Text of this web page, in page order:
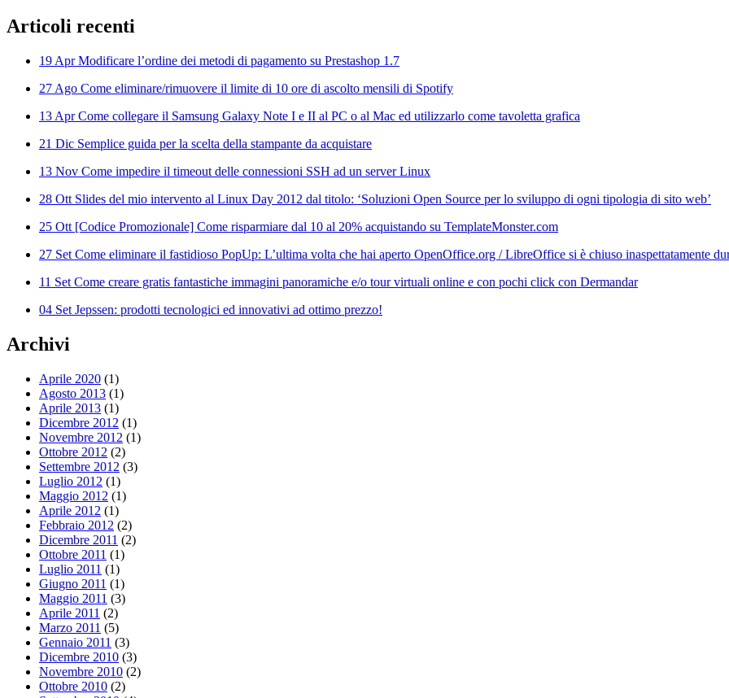
Articoli recenti
19 Apr Modificare l’ordine dei metodi di pagamento su Prestashop 1.7
27 Ago Come eliminare/rimuovere il limite di 10 ore di ascolto mensili di Spotify
13 Apr Come collegare il Samsung Galaxy Note I e II al PC o al Mac ed utilizzarlo come tavoletta grafica
21 Dic Semplice guida per la scelta della stampante da acquistare
13 Nov Come impedire il timeout delle connessioni SSH ad un server Linux
28 Ott Slides del mio intervento al Linux Day 2012 dal titolo: ‘Soluzioni Open Source per lo sviluppo di ogni tipologia di sito web’
25 Ott [Codice Promozionale] Come risparmiare dal 10 al 20% acquistando su TemplateMonster.com
27 Set Come eliminare il fastidioso PopUp: L’ultima volta che hai aperto OpenOffice.org / LibreOffice si è chiuso inaspettatamente
11 Set Come creare gratis fantastiche immagini panoramiche e/o tour virtuali online e con pochi click con Dermandar
04 Set Jepssen: prodotti tecnologici ed innovativi ad ottimo prezzo!
Archivi
Aprile 2020 (1)
Agosto 2013 (1)
Aprile 2013 (1)
Dicembre 2012 (1)
Novembre 2012 (1)
Ottobre 2012 (2)
Settembre 2012 (3)
Luglio 2012 (1)
Maggio 2012 (1)
Aprile 2012 (1)
Febbraio 2012 (2)
Dicembre 2011 (2)
Ottobre 2011 (1)
Luglio 2011 (1)
Giugno 2011 (1)
Maggio 2011 (3)
Aprile 2011 (2)
Marzo 2011 (5)
Gennaio 2011 (3)
Dicembre 2010 (3)
Novembre 2010 (2)
Ottobre 2010 (2)